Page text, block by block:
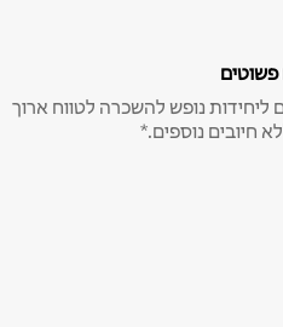
פשוטים
ליחידות נופש להשכרה לטווח ארוך
חיובים נוספים.*